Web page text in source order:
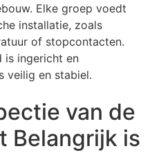
Elke groep voedt
installatie, zoals
of stopcontacten.
is ingericht en
veilig en stabiel.
van de
Belangrijk is